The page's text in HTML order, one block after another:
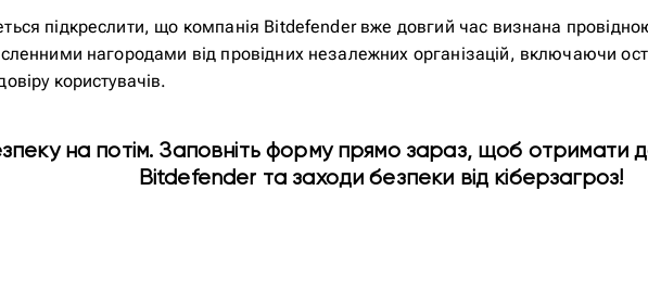
підкреслити, що компанія Bitdefender вже довгий час визнана провідною
нагородами від провідних незалежних організацій, включаючи
користувачів.
на потім. Заповніть форму прямо зараз, щоб отримати
Bitdefender та заходи безпеки від кіберзагроз!